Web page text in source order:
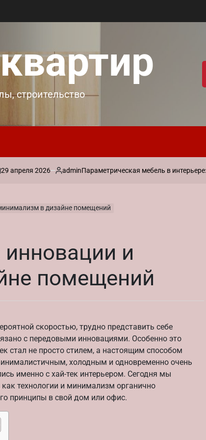
строительство
2026
Запись
adminПараметрическая мебель в интерьере:
в дизайне помещений
инновации и
помещений
скоростью, трудно представить себе
с передовыми инновациями. Особенно это
стал не просто стилем, а настоящим способом
холодным и одновременно очень
именно с хай-тек интерьером. Сегодня мы
как технологии и минимализм органично
принципы в свой дом или офис.